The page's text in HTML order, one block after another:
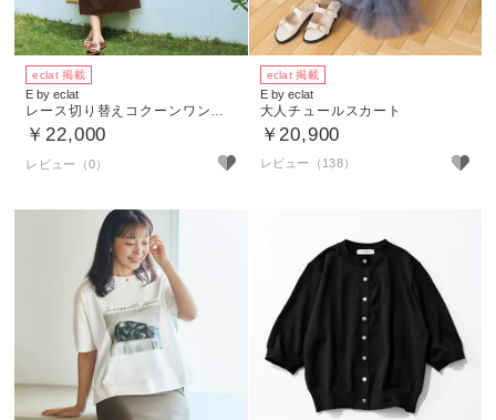
eclat 掲載
E by eclat
レース切り替えコクーンワンピース
￥22,000
eclat 掲載
E by eclat
大人チュールスカート
￥20,900
レビュー（138）